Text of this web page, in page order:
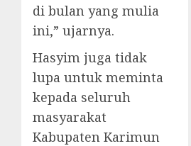
di bulan yang mulia
ini,” ujarnya.
Hasyim juga tidak
lupa untuk meminta
kepada seluruh
masyarakat
Kabupaten Karimun